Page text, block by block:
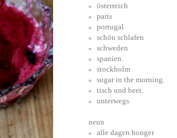
österreich
paris
portugal
schön schlafen
schweden
spanien.
stockholm
sugar in the morning.
tisch und beet.
unterwegs
neun
alle dagen honger